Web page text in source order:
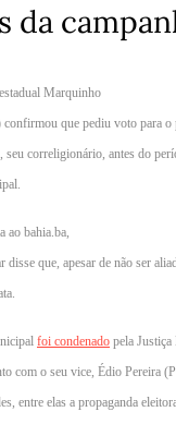
da
Marquinho
que pediu voto para
seu correligionário, antes do
ao bahia.ba,
disse que, apesar de não ser
foi condenado pela
com o seu vice, Édio Pereira
entre elas a propaganda